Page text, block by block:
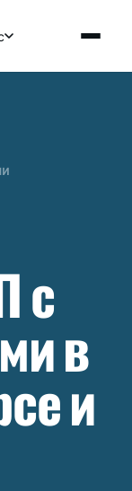
с
в
и